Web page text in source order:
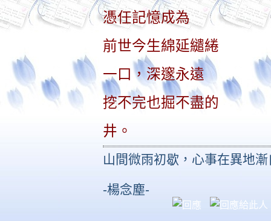
憑任記憶成為
前世今生綿延繾綣
一口，深邃永遠
挖不完也掘不盡的
井。
山間微雨初歇，心事在異地
-楊念塵-